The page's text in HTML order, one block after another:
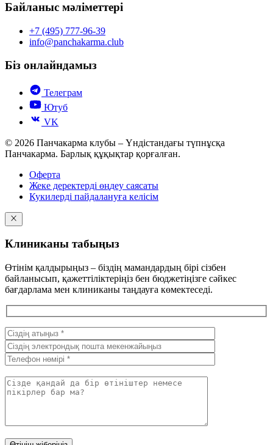
Байланыс мәліметтері
+7 (495) 777-96-39
info@panchakarma.club
Біз онлайндамыз
Телеграм
Ютуб
VK
© 2026 Панчакарма клубы – Үндістандағы түпнұсқа
Панчакарма. Барлық құқықтар қорғалған.
Оферта
Жеке деректерді өңдеу саясаты
Кукилерді пайдалануға келісім
Клиниканы табыңыз
Өтінім қалдырыңыз – біздің мамандардың бірі сізбен
байланысып, қажеттіліктеріңіз бен бюджетіңізге сәйкес
бағдарлама мен клиниканы таңдауға көмектеседі.